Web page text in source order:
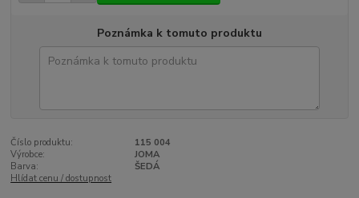
Poznámka k tomuto produktu
Číslo produktu:
115 004
Výrobce:
JOMA
Barva:
ŠEDÁ
Hlídat cenu / dostupnost